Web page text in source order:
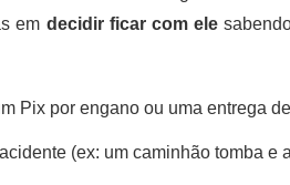
em decidir ficar com ele
Pix por engano ou uma entrega
(ex: um caminhão tomba e